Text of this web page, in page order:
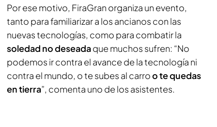
Por ese motivo, FiraGran organiza un evento,
tanto para familiarizar a los ancianos con las
nuevas tecnologías, como para combatir la
soledad no deseadaque muchos sufren: “No
podemos ir contra el avance de la tecnología ni
contra el mundo, o te subes al carroo te quedas
en tierra”, comenta uno de los asistentes.